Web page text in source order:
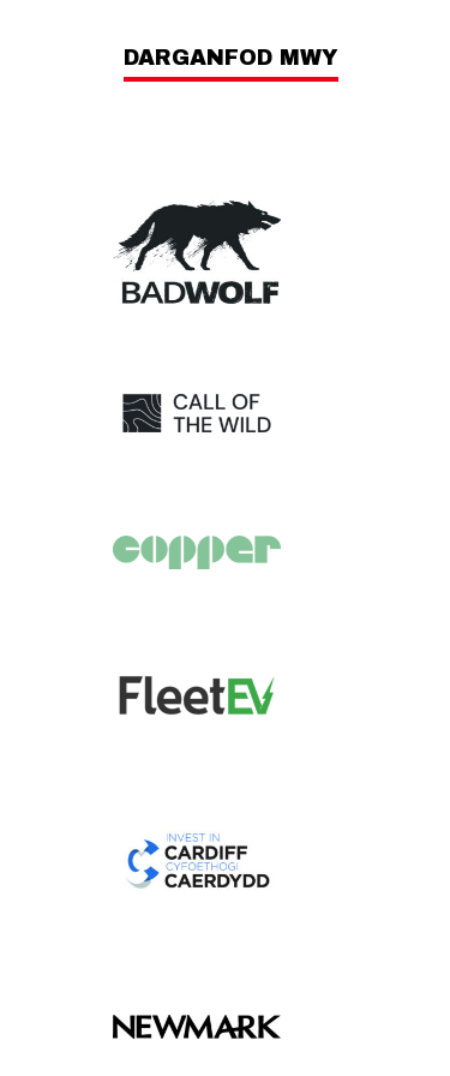
DARGANFOD MWY